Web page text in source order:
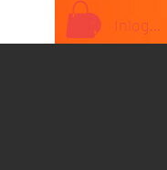
Inloggen